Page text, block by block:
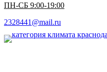
ПН-СБ 9:00-19:00
2328441@mail.ru